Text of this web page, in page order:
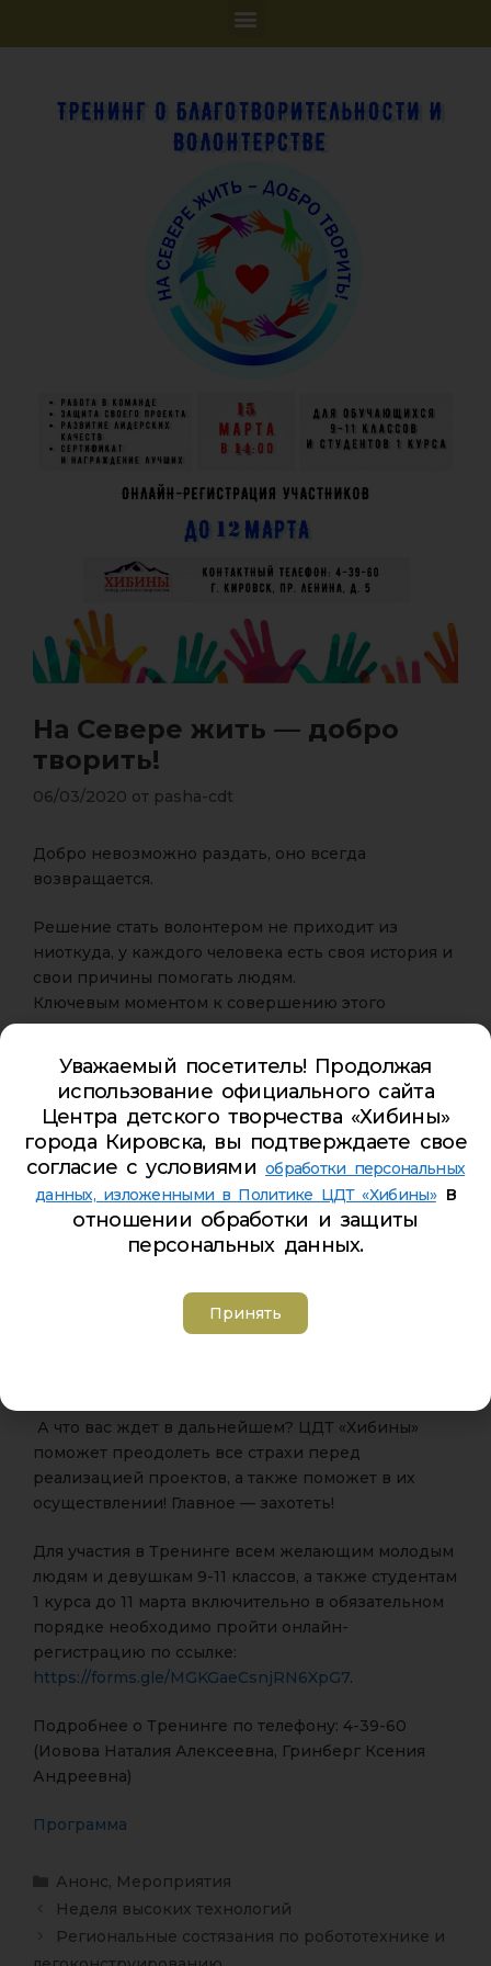
На Севере жить — добро
творить!
06/03/2020 от pasha-cdt
Добро невозможно раздать, оно всегда
возвращается.
Решение стать волонтером не приходит из
ниоткуда, у каждого человека есть своя история и
свои причины помогать людям.
Ключевым моментом к совершению этого
поступка может стать день, час и даже одна
ЦДТ «Хибины» с удовольствием сообщает вам о
том, что у всех желающих появилась возможность
сделать еще один шаг к принятию такого важного
решения в своей жизни. Этот шаг — посещение
тренинга-семинара «На Севере жить — добро
творить!».
Дорогие друзья, мы ждём вас, со всеми
ответить тренера Алёна Савюк (г. Москва) и
Евгения Чибис (г. Мурманск).
А что вас ждет в дальнейшем? ЦДТ «Хибины»
поможет преодолеть все страхи перед
реализацией проектов, а также поможет в их
осуществлении! Главное — захотеть!
Для участия в Тренинге всем желающим молодым
людям и девушкам 9-11 классов, а также студентам
1 курса до 11 марта включительно в обязательном
порядке необходимо пройти онлайн-
регистрацию по ссылке:
https://forms.gle/MGKGaeCsnjRN6XpG7.
Подробнее о Тренинге по телефону: 4-39-60
(Иовова Наталия Алексеевна, Гринберг Ксения
Андреевна)
Программа
Анонс, Мероприятия
Неделя высоких технологий
Региональные состязания по робототехнике и
Уважаемый посетитель! Продолжая
использование официального сайта
Центра детского творчества «Хибины»
города Кировска, вы подтверждаете свое
согласие с условиями обработки персональных
данных, изложенными в Политике ЦДТ «Хибины»в
отношении обработки и защиты
персональных данных.
Принять